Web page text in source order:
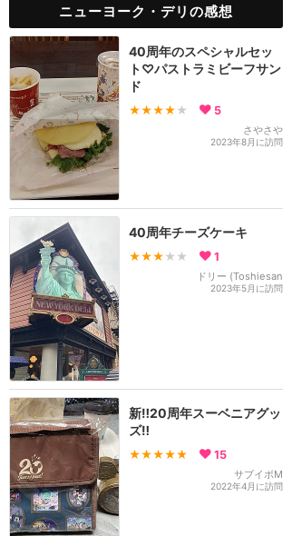
ニューヨーク・デリの感想
40周年のスペシャルセッ
ト♡パストラミビーフサン
ド
★★★★ ★ 5
さやさや
2023年8月に訪問
40周年チーズケーキ
★★★ ★★ 1
ドリー (Toshiesan
2023年5月に訪問
新‼️20周年スーベニアグッ
ズ‼️
★★★★★ 15
サブイボM
2022年4月に訪問